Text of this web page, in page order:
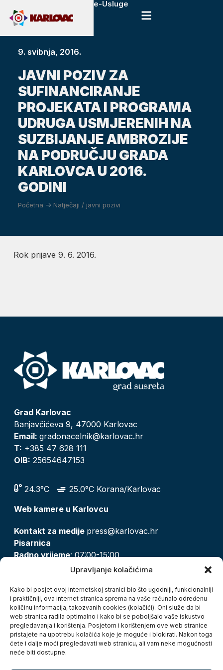
Upravljanje kolačićima
Kako bi posjet ovoj internetskoj stranici bio što ugodniji, funkcionalniji
i praktičniji, ova internet stranica sprema na vaše računalo određenu
količinu informacija, takozvanih cookies (kolačići). Oni služe da bi
web stranica radila optimalno i kako bi se poboljšalo vaše iskustvo
pregledavanja i korištenja. Posjetom i korištenjem ove web stranice
pristajete na upotrebu kolačića koje je moguće i blokirati. Nakon toga
ćete i dalje moći pregledavati web stranicu, ali vam neke mogućnosti
neće biti dostupne.
e-Usluge
9. svibnja, 2016.
JAVNI POZIV ZA
SUFINANCIRANJE
PROJEKATA I PROGRAMA
UDRUGA USMJERENIH NA
SUZBIJANJE AMBROZIJE
NA PODRUČJU GRADA
KARLOVCA U 2016.
GODINI
Početna -> Natječaji / javni pozivi
Rok prijave 9. 6. 2016.
Grad Karlovac
Banjavčićeva 9, 47000 Karlovac
Email: gradonacelnik@karlovac.hr
T: +385 47 628 111
OIB: 25654647153
24.3°C
25.0°C Korana/Karlovac
Web kamere u Karlovcu
Kontakt za medije press@karlovac.hr
Pisarnica
Radno vrijeme: 07:00-15:00
pisarnica@karlovac.hr
Zaštita osobnih podataka
Pristup informacijama
Kolačići
Izjava o pristupačnosti